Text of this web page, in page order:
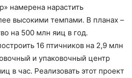
намерена нарастить
высокими темпами. В планах –
на 500 млн яиц в год.
16 птичников на 2,9 млн
и упаковочный центр
в час. Реализовать этот проект